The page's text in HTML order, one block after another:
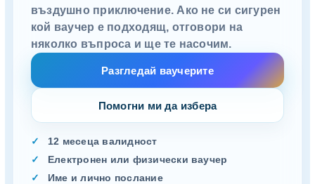
въздушно приключение. Ако не си сигурен
кой ваучер е подходящ, отговори на
няколко въпроса и ще те насочим.
Разгледай ваучерите
Помогни ми да избера
12 месеца валидност
Електронен или физически ваучер
Име и лично послание